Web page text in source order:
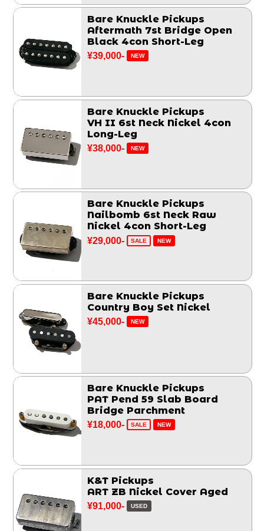
Bare Knuckle Pickups
Aftermath 7st Bridge Open
Black 4con Short-Leg
¥39,000- NEW
Bare Knuckle Pickups
VH II 6st Neck Nickel 4con
Long-Leg
¥38,000- NEW
Bare Knuckle Pickups
Nailbomb 6st Neck Raw
Nickel 4con Short-Leg
¥29,000- SALE NEW
Bare Knuckle Pickups
Country Boy Set Nickel
¥45,000- NEW
Bare Knuckle Pickups
PAT Pend 59 Slab Board
Bridge Parchment
¥18,000- SALE NEW
K&T Pickups
ART ZB Nickel Cover Aged
¥91,000- USED